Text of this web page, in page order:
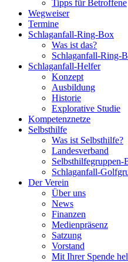
Tipps für Betroffene
Wegweiser
Termine
Schlaganfall-Ring-Box
Was ist das?
Schlaganfall-Ring-
Schlaganfall-Helfer
Konzept
Ausbildung
Historie
Explorative Studie
Kompetenznetze
Selbsthilfe
Was ist Selbsthilfe?
Landesverband
Selbsthilfegruppen-
Schlaganfall-
Der Verein
Über uns
News
Finanzen
Medienpräsenz
Satzung
Vorstand
Mit Ihrer Spende